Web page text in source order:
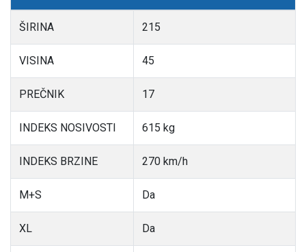
ŠIRINA 215
VISINA 45
PREČNIK 17
INDEKS NOSIVOSTI 615 kg
INDEKS BRZINE 270 km/h
M+S Da
XL Da